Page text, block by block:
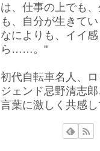
は、仕事の上でも
も、自分が生きてい
なによりも、イイ
ら……。"
初代自転車名人、
ジェンド忌野清志
言葉に激しく共感し